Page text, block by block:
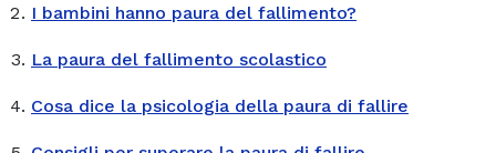
I bambini hanno paura del fallimento?
La paura del fallimento scolastico
Cosa dice la psicologia della paura di fallire